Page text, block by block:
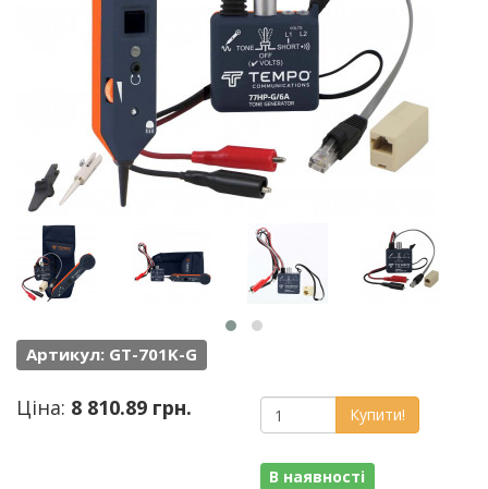
Артикул: GT-701K-G
Ціна: 8 810.89 грн. Купити!
В наявності